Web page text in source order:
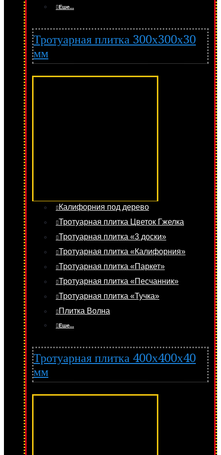
Еше...
Тротуарная плитка 300х300х30
мм
Калифорния под дерево
Тротуарная плитка Цветок Гжелка
Тротуарная плитка «3 доски»
Тротуарная плитка «Калифорния»
Тротуарная плитка «Паркет»
Тротуарная плитка «Песчанник»
Тротуарная плитка «Тучка»
Плитка Волна
Еше...
Тротуарная плитка 400х400х40
мм